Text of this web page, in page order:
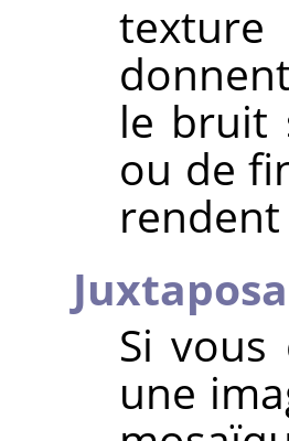
le bruit
ou de
Si vous
une